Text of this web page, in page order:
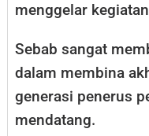
menggelar
Sebab sangat
dalam membina
generasi penerus
mendatang.